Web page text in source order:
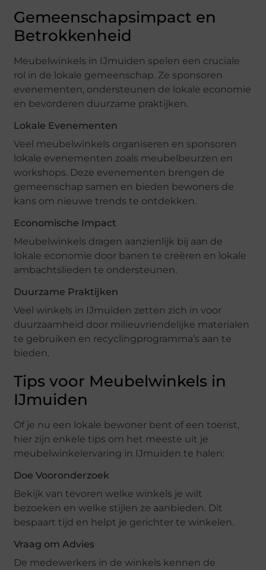
Gemeenschapsimpact en
Betrokkenheid
Meubelwinkels in IJmuiden spelen een cruciale
rol in de lokale gemeenschap. Ze sponsoren
evenementen, ondersteunen de lokale economie
en bevorderen duurzame praktijken.
Lokale Evenementen
Veel meubelwinkels organiseren en sponsoren
lokale evenementen zoals meubelbeurzen en
workshops. Deze evenementen brengen de
gemeenschap samen en bieden bewoners de
kans om nieuwe trends te ontdekken.
Economische Impact
Meubelwinkels dragen aanzienlijk bij aan de
lokale economie door banen te creëren en lokale
ambachtslieden te ondersteunen.
Duurzame Praktijken
Veel winkels in IJmuiden zetten zich in voor
duurzaamheid door milieuvriendelijke materialen
te gebruiken en recyclingprogramma’s aan te
bieden.
Tips voor Meubelwinkels in
IJmuiden
Of je nu een lokale bewoner bent of een toerist,
hier zijn enkele tips om het meeste uit je
meubelwinkelervaring in IJmuiden te halen:
Doe Vooronderzoek
Bekijk van tevoren welke winkels je wilt
bezoeken en welke stijlen ze aanbieden. Dit
bespaart tijd en helpt je gerichter te winkelen.
Vraag om Advies
De medewerkers in de winkels kennen de